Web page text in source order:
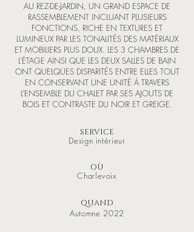
AU REZ-DE-JARDIN, UN GRAND ESPACE DE
RASSEMBLEMENT INCLUANT PLUSIEURS
FONCTIONS, RICHE EN TEXTURES ET
LUMINEUX PAR LES TONALITÉS DES MATÉRIAUX
ET MOBILIERS PLUS DOUX. LES 3 CHAMBRES DE
L’ÉTAGE AINSI QUE LES DEUX SALLES DE BAIN
ONT QUELQUES DISPARITÉS ENTRE ELLES TOUT
EN CONSERVANT UNE UNITÉ À TRAVERS
L’ENSEMBLE DU CHALET PAR SES AJOUTS DE
BOIS ET CONTRASTE DU NOIR ET GREIGE.
SERVICE
Design intérieur
OÙ
Charlevoix
QUAND
Automne 2022